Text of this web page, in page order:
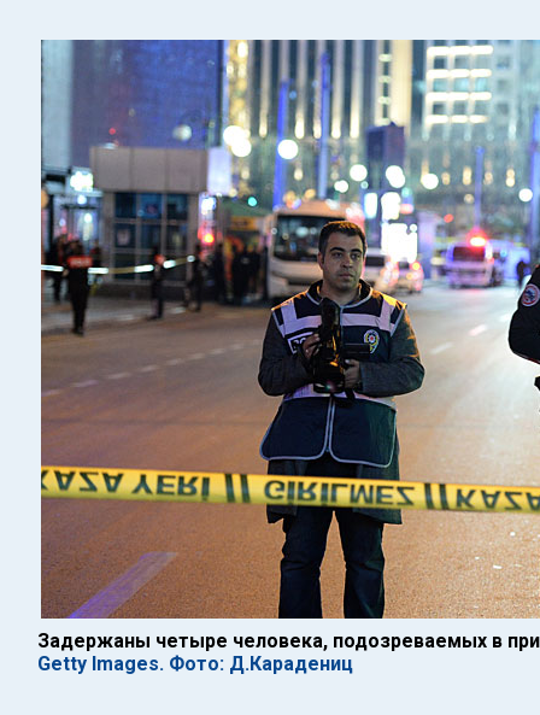
Задержаны четыре человека, подозреваемых в
Getty Images. Фото: Д.Карадениц